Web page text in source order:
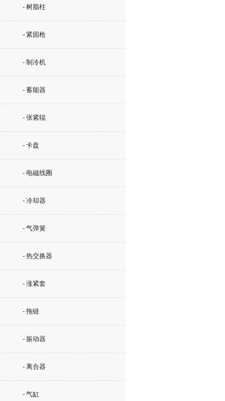
- 树脂柱
- 紧固枪
- 制冷机
- 蓄能器
- 张紧辊
- 卡盘
- 电磁线圈
- 冷却器
- 气弹簧
- 热交换器
- 涨紧套
- 拖链
- 振动器
- 离合器
- 气缸